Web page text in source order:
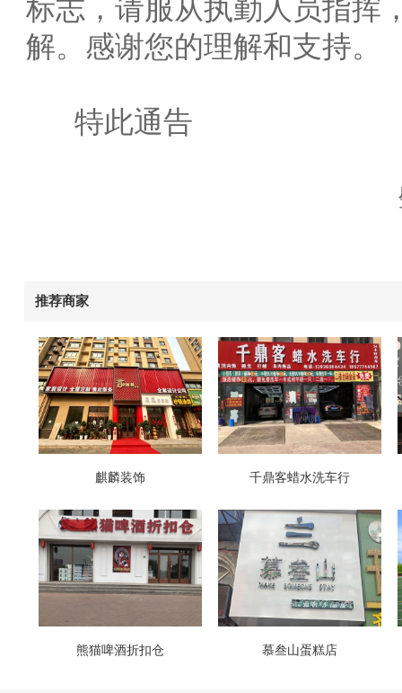
标志，请服从执勤人员指挥
解。感谢您的理解和支持。
特此通告
推荐商家
麒麟装饰 千鼎客蜡水洗车行
熊猫啤酒折扣仓 慕叁山蛋糕店